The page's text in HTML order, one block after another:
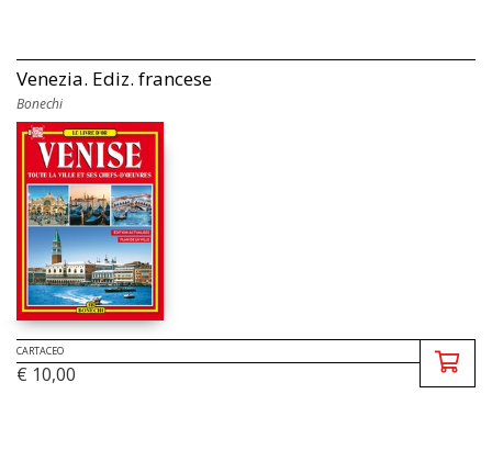
Venezia. Ediz. francese
Bonechi
CARTACEO
€ 10,00